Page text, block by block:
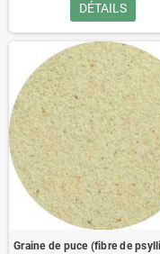
DÉTAILS
Graine de puce (fibre de